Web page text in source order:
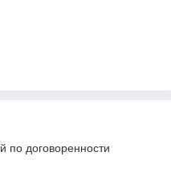
по договоренности